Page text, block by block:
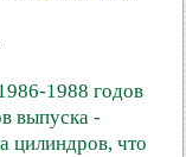
1988 годов
выпуска -
цилиндров, что